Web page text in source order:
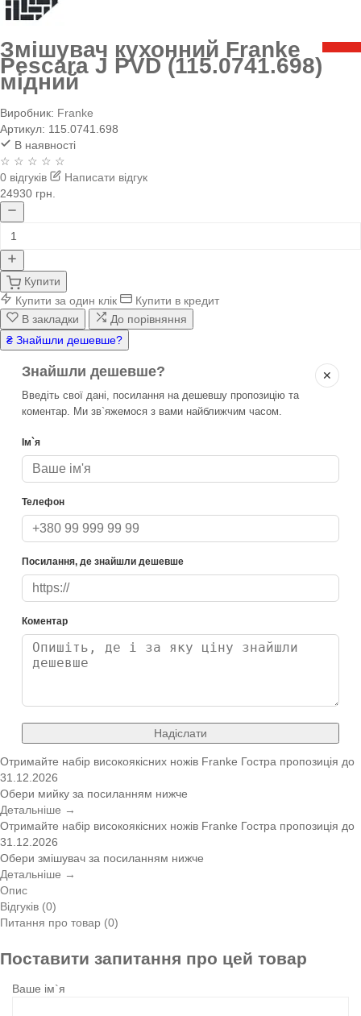
Змішувач кухонний Franke
Pescara J PVD (115.0741.698)
мідний
Виробник: Franke
Артикул: 115.0741.698
В наявності
☆ ☆ ☆ ☆ ☆
0 відгуків
Написати відгук
24930 грн.
Купити
Купити за один клік
Купити в кредит
В закладки
До порівняння
₴ Знайшли дешевше?
✕
Знайшли дешевше?
Введіть свої дані, посилання на дешевшу пропозицію та
коментар. Ми зв`яжемося з вами найближчим часом.
Ім`я
Телефон
Посилання, де знайшли дешевше
Коментар
Надіслати
Отримайте набір високоякісних ножів Franke Гостра пропозиція до
31.12.2026
Обери мийку за посиланням нижче
Детальніше →
Отримайте набір високоякісних ножів Franke Гостра пропозиція до
31.12.2026
Обери змішувач за посиланням нижче
Детальніше →
Опис
Відгуків (0)
Питання про товар (0)
Поставити запитання про цей товар
Ваше ім`я